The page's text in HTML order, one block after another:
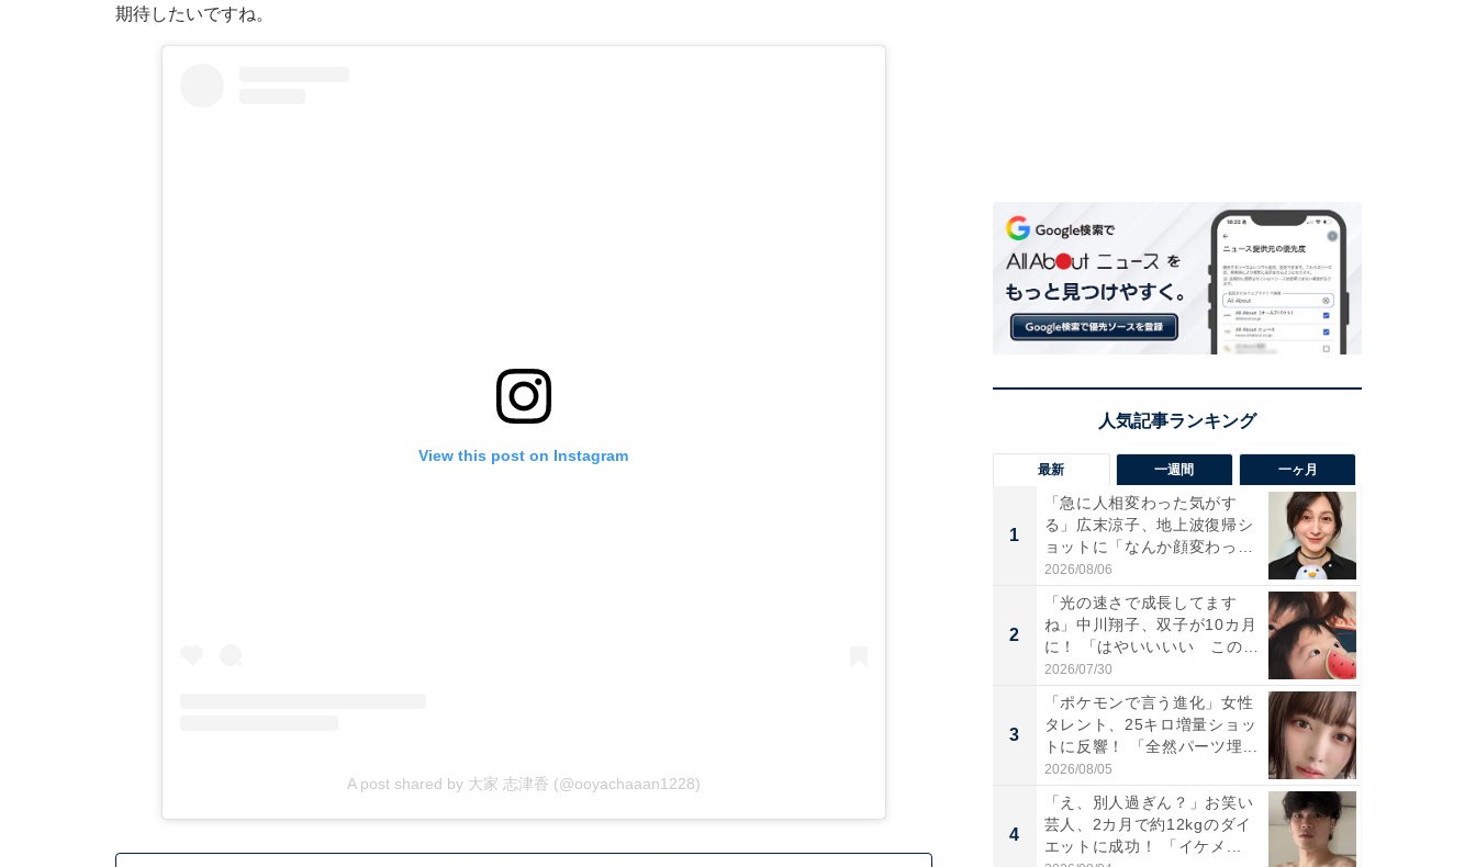
期待したいですね。
View this post on Instagram
A post shared by 大家 志津香 (@ooyachaaan1228)
最新 一週間 一ヶ月
1
「急に人相変わった気がす
る」広末涼子、地上波復帰シ
ョットに「なんか顔変わっ
た」の...
2026/08/06
2
「光の速さで成長してます
ね」中川翔子、双子が10カ月
に！ 「はやいいいい この
前...
2026/07/30
3
「ポケモンで言う進化」女性
タレント、25キロ増量ショッ
トに反響！ 「全然パーツ埋...
2026/08/05
4
「え、別人過ぎん？」お笑い
芸人、2カ月で約12kgのダイ
エットに成功！ 「イケメ...